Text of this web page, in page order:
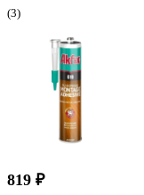
(3)
819 ₽